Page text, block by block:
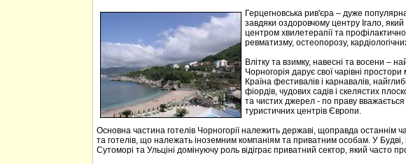
Герцегновська рив'єра – дуже
завдяки оздоровчому центру Ігало,
центром хвилетерапії та
ревматизму, остеопорозу,
Влітку та взимку, навесні та восени –
Чорногорія дарує свої чарівні простори
Країна фестивалів і карнавалів,
фіордів, чудових садів і скелястих
та чистих джерел - по праву
туристичних центрів Європи.
Основна частина готелів Чорногорії належить державі, щоправда останнім
та готелів, що належать іноземним компаніям та приватним особам. У Будві,
Сутоморі та Ульціні домінуючу роль відіграє приватний сектор, який часто